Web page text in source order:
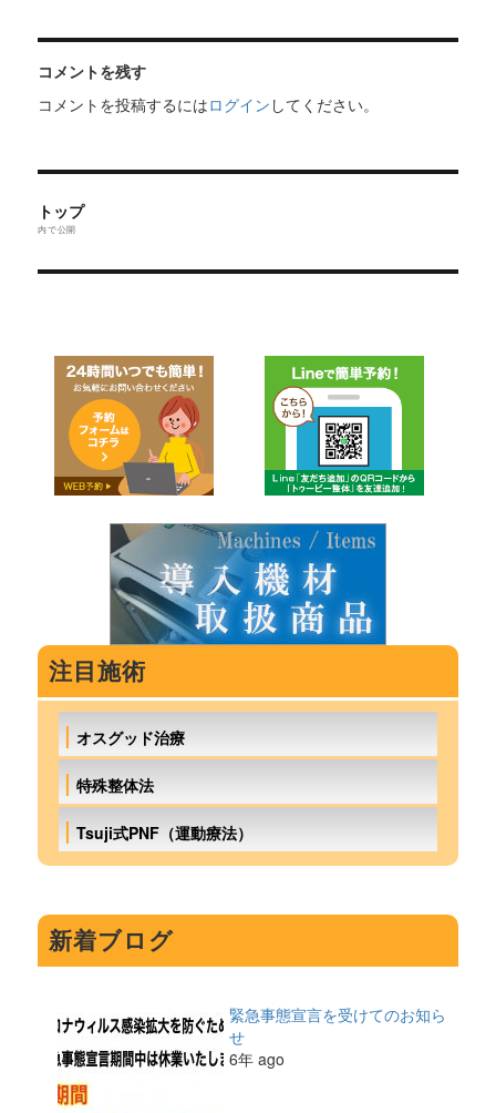
コメントを残す
コメントを投稿するにはログイン してください。
稿
ナ
ー
シ
ョ
ン
トップ
内で公開
注目施術
オスグッド治療
特殊整体法
Tsuji式PNF（運動療法）
新着ブログ
緊急事態宣言を受けてのお知ら
せ
6年 ago